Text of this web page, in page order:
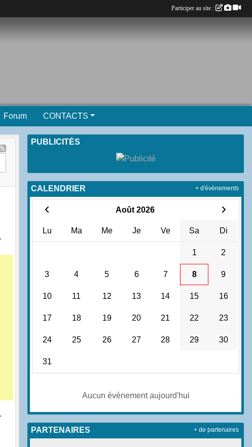
Forum CONTACTS
PUBLICITÉS
CALENDRIER
Août 2026
Lu Ma Me Je Ve Sa Di
1 2
3 4 5 6 7 8 9
10 11 12 13 14 15 16
17 18 19 20 21 22 23
24 25 26 27 28 29 30
31
Aucun évènement aujourd'hui
+ d'évènements
PARTENAIRES + de partenaires
Participer au site :